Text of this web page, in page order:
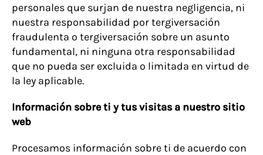
personales que surjan de nuestra negligencia, ni
nuestra responsabilidad por tergiversación
fraudulenta o tergiversación sobre un asunto
fundamental, ni ninguna otra responsabilidad
que no pueda ser excluida o limitada en virtud de
la ley aplicable.
Información sobre ti y tus visitas a nuestro sitio
web
Procesamos información sobre ti de acuerdo con